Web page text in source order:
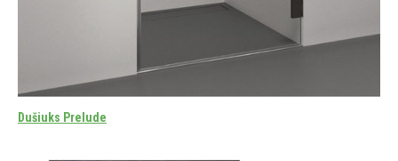
Dušiuks Prelude